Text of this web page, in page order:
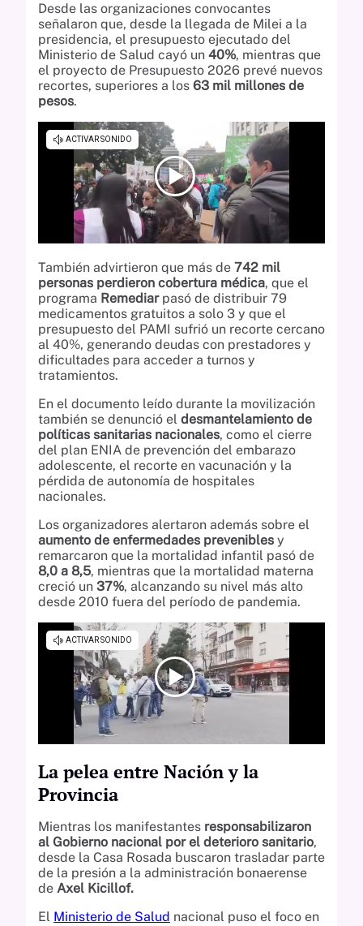
Desde las organizaciones convocantes
señalaron que, desde la llegada de Milei a la
presidencia, el presupuesto ejecutado del
Ministerio de Salud cayó un 40%, mientras que
el proyecto de Presupuesto 2026 prevé nuevos
recortes, superiores a los 63 mil millones de
pesos.
También advirtieron que más de 742 mil
personas perdieron cobertura médica, que el
programa Remediarpasó de distribuir 79
medicamentos gratuitos a solo 3 y que el
presupuesto del PAMI sufrió un recorte cercano
al 40%, generando deudas con prestadores y
dificultades para acceder a turnos y
tratamientos.
En el documento leído durante la movilización
también se denunció el desmantelamiento de
políticas sanitarias nacionales, como el cierre
del plan ENIA de prevención del embarazo
adolescente, el recorte en vacunación y la
pérdida de autonomía de hospitales
nacionales.
Los organizadores alertaron además sobre el
aumento de enfermedades prevenibles y
remarcaron que la mortalidad infantil pasó de
8,0 a 8,5, mientras que la mortalidad materna
creció un 37%, alcanzando su nivel más alto
desde 2010 fuera del período de pandemia.
La pelea entre Nación y la
Provincia
Mientras los manifestantes responsabilizaron
al Gobierno nacional por el deterioro sanitario,
desde la Casa Rosada buscaron trasladar parte
de la presión a la administración bonaerense
de Axel Kicillof.
El Ministerio de Salud nacional puso el foco en